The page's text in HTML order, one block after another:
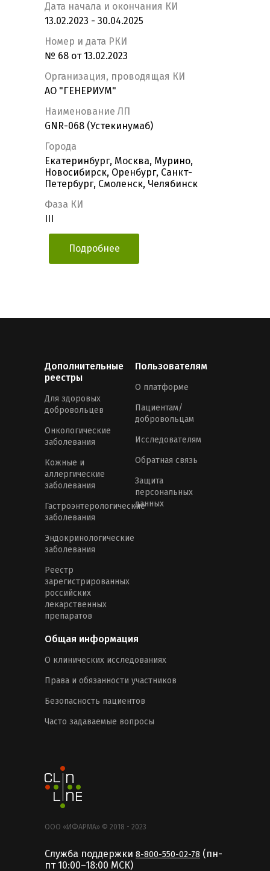
Дата начала и окончания КИ
13.02.2023 - 30.04.2025
Номер и дата РКИ
№ 68 от 13.02.2023
Организация, проводящая КИ
АО "ГЕНЕРИУМ"
Наименование ЛП
GNR-068 (Устекинумаб)
Города
Екатеринбург, Москва, Мурино,
Новосибирск, Оренбург, Санкт-
Петербург, Смоленск, Челябинск
Фаза КИ
Подробнее
Дополнительные
реестры
Для здоровых
добровольцев
Онкологические
заболевания
Кожные и
аллергические
заболевания
Гастроэнтерологические
заболевания
Эндокринологические
заболевания
Реестр
зарегистрированных
российских
лекарственных
препаратов
Пользователям
О платформе
Пациентам/
добровольцам
Исследователям
Обратная связь
Защита
персональных
данных
Общая информация
О клинических исследованиях
Права и обязанности участников
Безопасность пациентов
Часто задаваемые вопросы
ООО «ИФАРМА» © 2018 - 2023
Служба поддержки 8-800-550-02-78 (пн-
пт 10:00–18:00 MCК)